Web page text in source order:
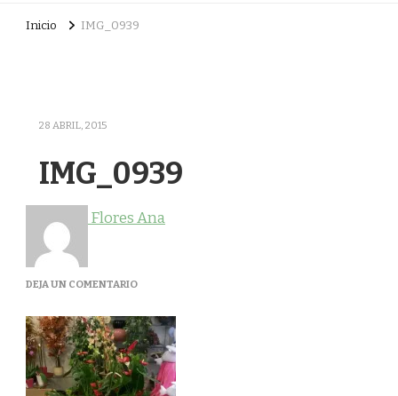
Inicio IMG_0939
28 ABRIL, 2015
IMG_0939
Flores Ana
DEJA UN COMENTARIOEN